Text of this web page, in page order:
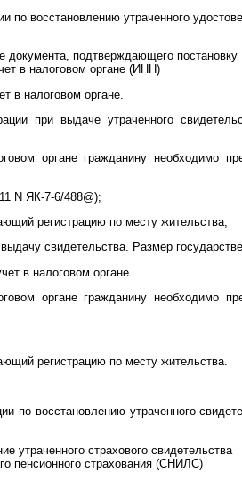
по восстановлению утраченного
документа, подтверждающего постановку
в налоговом органе (ИНН)
в налоговом органе.
при выдаче утраченного
органе гражданину необходимо
N ЯК-7-6/488@);
регистрацию по месту жительства;
свидетельства. Размер
в налоговом органе.
органе гражданину необходимо
регистрацию по месту жительства.
по восстановлению утраченного
утраченного страхового свидетельства
пенсионного страхования (СНИЛС)